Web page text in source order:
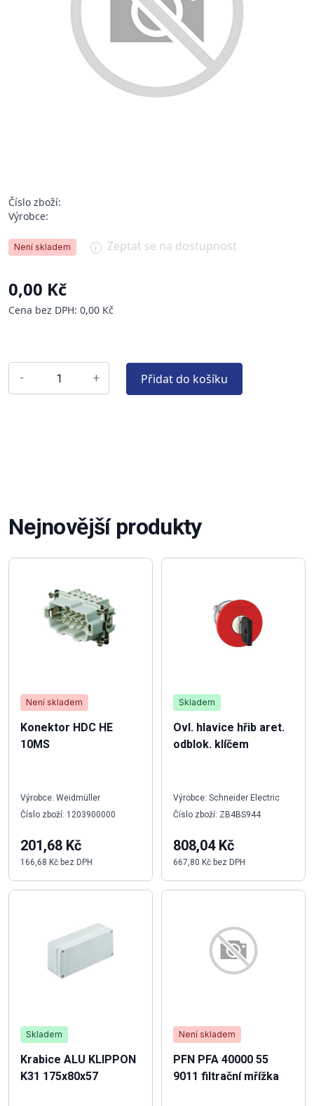
Číslo zboží:
Výrobce:
Není skladem Zeptat se na dostupnost
0,00 Kč
Cena bez DPH: 0,00 Kč
- + Přidat do košíku
Nejnovější produkty
Není skladem
Konektor HDC HE
10MS
Výrobce: Weidmüller
Číslo zboží: 1203900000
201,68 Kč
166,68 Kč bez DPH
Skladem
Krabice ALU KLIPPON
K31 175x80x57
Skladem
Ovl. hlavice hřib aret.
odblok. klíčem
Výrobce: Schneider Electric
Číslo zboží: ZB4BS944
808,04 Kč
667,80 Kč bez DPH
Není skladem
PFN PFA 40000 55
9011 filtrační mřížka